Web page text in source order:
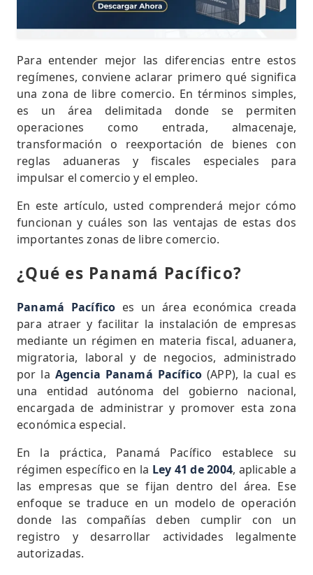
Para entender mejor las diferencias entre estos
regímenes, conviene aclarar primero qué significa
una zona de libre comercio. En términos simples,
es un área delimitada donde se permiten
operaciones como entrada, almacenaje,
transformación o reexportación de bienes con
reglas aduaneras y fiscales especiales para
impulsar el comercio y el empleo.
En este artículo, usted comprenderá mejor cómo
funcionan y cuáles son las ventajas de estas dos
importantes zonas de libre comercio.
¿Qué es Panamá Pacífico?
Panamá Pacífico es un área económica creada
para atraer y facilitar la instalación de empresas
mediante un régimen en materia fiscal, aduanera,
migratoria, laboral y de negocios, administrado
por la Agencia Panamá Pacífico (APP), la cual es
una entidad autónoma del gobierno nacional,
encargada de administrar y promover esta zona
económica especial.
En la práctica, Panamá Pacífico establece su
régimen específico en la Ley 41 de 2004, aplicable a
las empresas que se fijan dentro del área. Ese
enfoque se traduce en un modelo de operación
donde las compañías deben cumplir con un
registro y desarrollar actividades legalmente
autorizadas.